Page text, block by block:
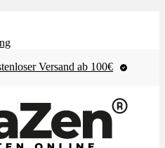
Versand ab 100€